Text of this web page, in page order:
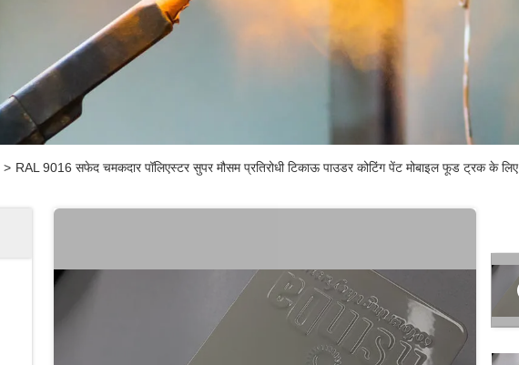
> RAL 9016 सफेद चमकदार पॉलिएस्टर सुपर मौसम प्रतिरोधी टिकाऊ पाउडर कोटिंग पेंट मोबाइल फूड ट्रक के लिए